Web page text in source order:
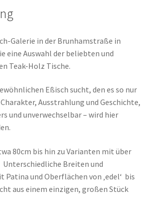
Galerie in der Brunhamstraße in
eine Auswahl der beliebten und
Teak-Holz Tische.
Eßisch sucht, den es so nur
Ausstrahlung und Geschichte,
und unverwechselbar – wird hier
80cm bis hin zu Varianten mit über
Breiten und
und Oberflächen von ‚edel‘ bis
aus einem einzigen, großen Stück